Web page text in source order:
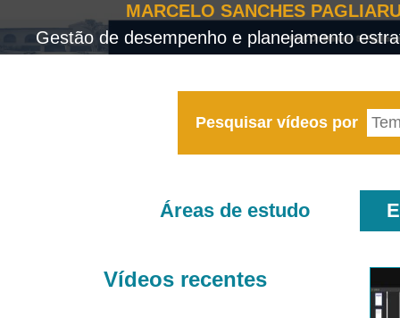
MARCELO SANCHES
Gestão de desempenho e planejamento
Pesquisar vídeos por
Áreas de estudo
Vídeos recentes